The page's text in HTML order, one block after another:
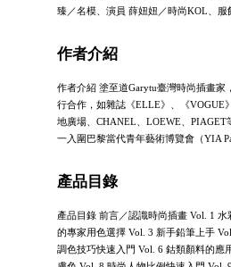
臻／名模、演員 薛妞妞／時尚KOL、
作者介紹
作者介紹 塗至道Garytu臺灣時尚插畫家
行合作，如雜誌《ELLE》、《VOGUE
地廣場、CHANEL、LOEWE、PIAGET
一入圍巴黎當代青年藝術博覽會（YIA
產品目錄
產品目錄 前言／認識時尚插畫 Vol. 1
的專家用色選擇 Vol. 3 新手鉛筆上手
調色技巧快速入門 Vol. 6 鈷類顏料的應